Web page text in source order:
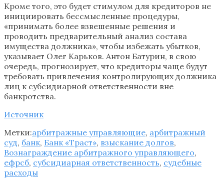
Кроме того, это будет стимулом для кредиторов не
инициировать бессмысленные процедуры,
«принимать более взвешенные решения и
проводить предварительный анализ состава
имущества должника», чтобы избежать убытков,
указывает Олег Карьков. Антон Батурин, в свою
очередь, прогнозирует, что кредиторы чаще будут
требовать привлечения контролирующих должника
лиц к субсидиарной ответственности вне
банкротства.
Источник
Метки:арбитражные управляющие, арбитражный
суд, банк, Банк «Траст», взыскание долгов,
Вознаграждение арбитражного управляющего,
ефрсб, субсидиарная ответственность, судебные
расходы